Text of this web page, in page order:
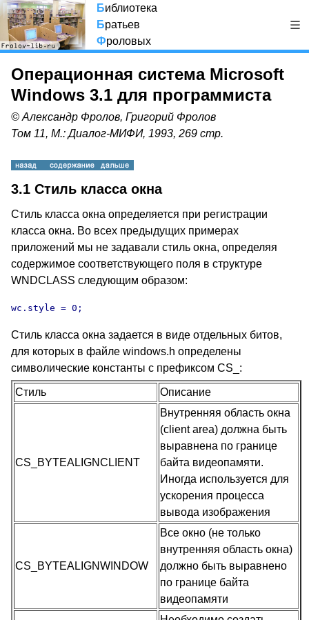
Библиотека
Братьев
Фроловых
Операционная система Microsoft
Windows 3.1 для программиста
© Александр Фролов, Григорий Фролов
Том 11, М.: Диалог-МИФИ, 1993, 269 стр.
3.1 Стиль класса окна
Стиль класса окна определяется при регистрации
класса окна. Во всех предыдущих примерах
приложений мы не задавали стиль окна, определяя
содержимое соответствующего поля в структуре
WNDCLASS следующим образом:
wc.style = 0;
Стиль класса окна задается в виде отдельных битов,
для которых в файле windows.h определены
символические константы с префиксом CS_:
Стиль Описание
CS_BYTEALIGNCLIENT
Внутренняя область окна
(client area) должна быть
выравнена по границе
байта видеопамяти.
Иногда используется для
ускорения процесса
вывода изображения
CS_BYTEALIGNWINDOW
Все окно (не только
внутренняя область окна)
должно быть выравнено
по границе байта
видеопамяти